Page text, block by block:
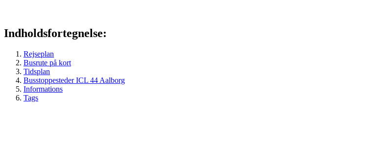
Indholdsfortegnelse:
Rejseplan
Busrute på kort
Tidsplan
Busstoppesteder ICL 44 Aalborg
Informations
Tags